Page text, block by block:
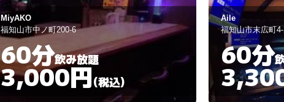
Aile
福知山市末広町4-22-1
60分飲み放題
3,300円(税込)
RAFTEL
福知山市駅前町
60分